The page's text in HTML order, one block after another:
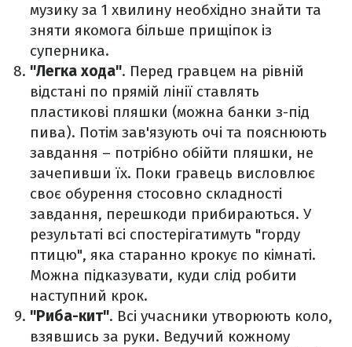
музику за 1 хвилину необхідно знайти та
зняти якомога більше прищіпок із
суперника.
"Легка хода". Перед гравцем на рівній
відстані по прямій лінії ставлять
пластикові пляшки (можна банки з-під
пива). Потім зав'язують очі та пояснюють
завдання – потрібно обійти пляшки, не
зачепивши їх. Поки гравець висловлює
своє обурення стосовно складності
завдання, перешкоди прибираються. У
результаті всі спостерігатимуть "горду
птицю", яка старанно крокує по кімнаті.
Можна підказувати, куди слід робити
наступний крок.
"Риба-кит". Всі учасники утворюють коло,
взявшись за руки. Ведучий кожному